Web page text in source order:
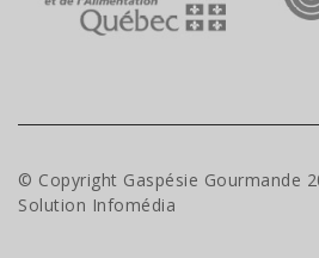
© Copyright Gaspésie Gourmande
Solution Infomédia